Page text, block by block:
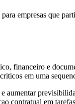
empresas que
financeiro e
em uma
contratual em